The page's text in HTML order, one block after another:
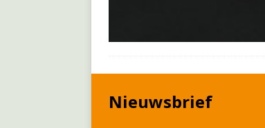
Nieuwsbrief